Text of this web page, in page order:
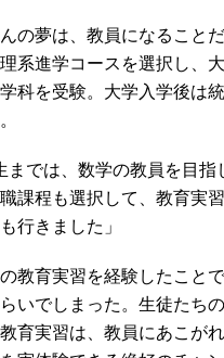
の夢は、教員になること
系進学コースを選択し、
科を受験。大学入学後は
では、数学の教員を目指
課程も選択して、教育実
行きました」
教育実習を経験したことで
いでしまった。生徒たち
育実習は、教員にあこが